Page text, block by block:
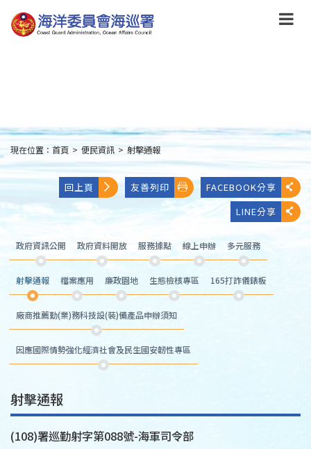
到
主
:::
現在位置： 首頁 > 便民資訊 > 射擊通報
回上頁 友善列印
FACEBOOK分享
LINE分享
政府資訊公開 政府資料開放 服務據點 線上申辦 多元服務
射擊通報 檔案應用 廉政園地 生態檢核專區 165打詐儀錶板
廠商推薦勤(業)務科技設(裝)備產品申辦須知
因應國際情勢強化經濟社會及民生國安韌性專區
射擊通報
(108)署巡勤射字第088號-海軍司令部